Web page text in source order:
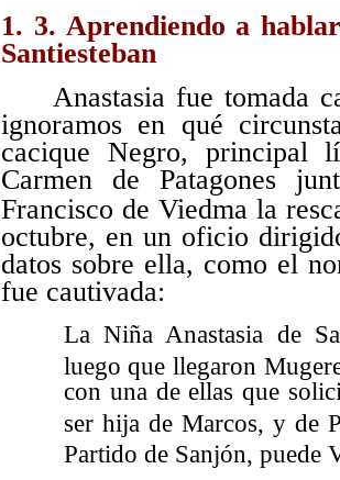
1. 3. Aprendiendo a
Santiesteban
Anastasia fue tomada
ignoramos en qué
cacique Negro, principal
Carmen de Patagones
Francisco de Viedma la
octubre, en un oficio
datos sobre ella, como el
fue cautivada:
La Niña Anastasia de
luego que llegaron
con una de ellas que
ser hija de Marcos, y de
Partido de Sanjón, puede